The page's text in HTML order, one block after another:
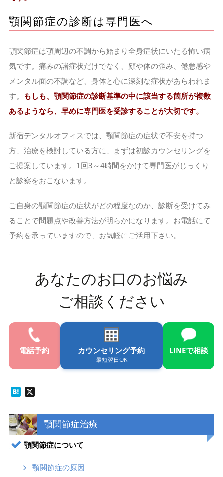
顎関節症治療
顎関節症について
顎関節症の原因
顎関節症の診断は専門医へ
顎関節症は顎周辺の不調から始まり全身症状にいたる怖い病
気です。痛みの諸症状だけでなく、顔や体の歪み、倦怠感や
メンタル面の不調など、身体と心に深刻な症状があらわれま
す。 もしも、顎関節症の診断基準の中に該当する箇所が複数
あるようなら、早めに専門医を受診することが大切です。
新宿デンタルオフィスでは、顎関節症の症状で不安を持つ
方、治療を検討している方に、まずは初診カウンセリングを
ご提案しています。1回3～4時間をかけて専門医がじっくり
と診察をおこないます。
ご自身の顎関節症の症状がどの程度なのか、診断を受けてみ
ることで問題点や改善方法が明らかになります。お電話にて
予約を承っていますので、お気軽にご活用下さい。
あなたのお口のお悩み
ご相談ください
電話予約 カウンセリング予約
最短翌日OK
LINEで相談
Hatena